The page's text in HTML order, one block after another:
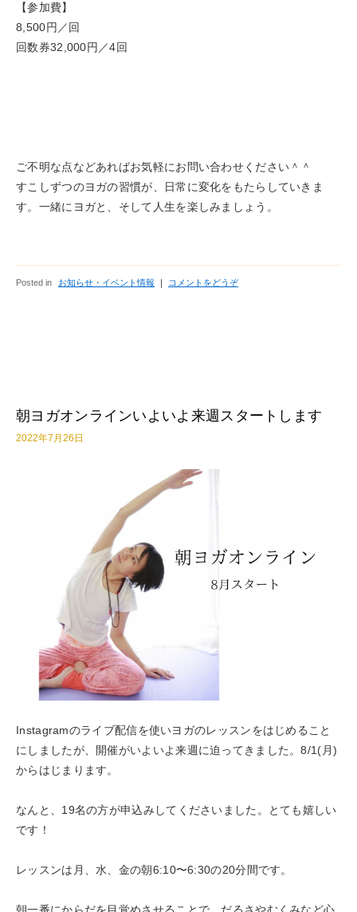
【参加費】
8,500円／回
回数券32,000円／4回
ご不明な点などあればお気軽にお問い合わせください＾＾
すこしずつのヨガの習慣が、日常に変化をもたらしていきま
す。一緒にヨガと、そして人生を楽しみましょう。
Posted in お知らせ・イベント情報 コメントをどうぞ
朝ヨガオンラインいよいよ来週スタートします
2022年7月26日
Instagramのライブ配信を使いヨガのレッスンをはじめること
にしましたが、開催がいよいよ来週に迫ってきました。8/1(月)
からはじまります。
なんと、19名の方が申込みしてくださいました。とても嬉しい
です！
レッスンは月、水、金の朝6:10〜6:30の20分間です。